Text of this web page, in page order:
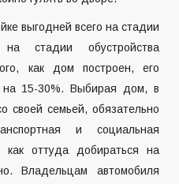
выгодней всего на стадии
стадии обустройства
как дом построен, его
на 15-30%. Выбирая дом, в
своей семьей, обязательно
и социальная
как оттуда добираться на
Владельцам автомобиля